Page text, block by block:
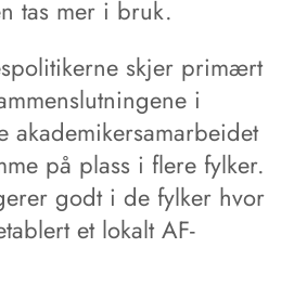
tas mer i bruk.
skjer primært
i
akademikersamarbeidet
på plass i flere fylker.
godt i de fylker hvor
et lokalt AF-